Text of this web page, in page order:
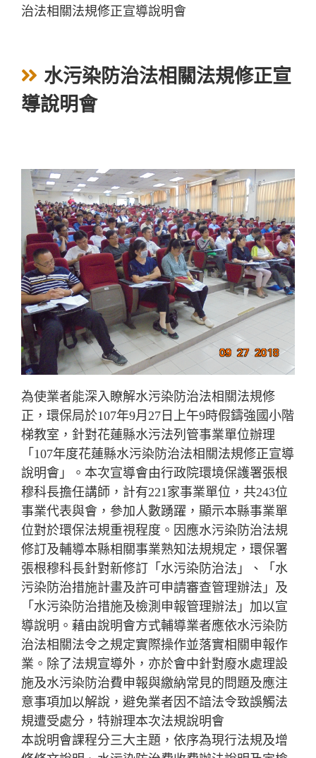
治法相關法規修正宣導說明會
水污染防治法相關法規修正宣
導說明會
為使業者能深入瞭解水污染防治法相關法規修
正，環保局於107年9月27日上午9時假鑄強國小階
梯教室，針對花蓮縣水污法列管事業單位辦理
「107年度花蓮縣水污染防治法相關法規修正宣導
說明會」。本次宣導會由行政院環境保護署張根
穆科長擔任講師，計有221家事業單位，共243位
事業代表與會，參加人數踴躍，顯示本縣事業單
位對於環保法規重視程度。因應水污染防治法規
修訂及輔導本縣相關事業熟知法規規定，環保署
張根穆科長針對新修訂「水污染防治法」、「水
污染防治措施計畫及許可申請審查管理辦法」及
「水污染防治措施及檢測申報管理辦法」加以宣
導說明。藉由說明會方式輔導業者應依水污染防
治法相關法令之規定實際操作並落實相關申報作
業。除了法規宣導外，亦於會中針對廢水處理設
施及水污染防治費申報與繳納常見的問題及應注
意事項加以解說，避免業者因不諳法令致誤觸法
規遭受處分，特辦理本次法規說明會
本說明會課程分三大主題，依序為現行法規及增